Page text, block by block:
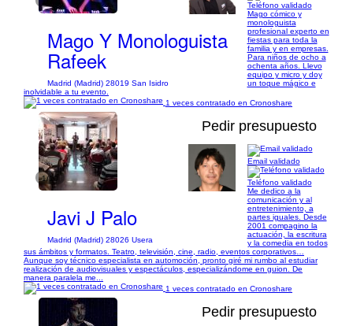
Mago Y Monologuista
Rafeek
Madrid (Madrid) 28019 San Isidro
Teléfono validado
Mago cómico y
monologuista
profesional experto en
fiestas para toda la
familia y en empresas.
Para niños de ocho a
ochenta años. Llevo
equipo y micro y doy
un toque mágico e
inolvidable a tu evento.
1 veces contratado en Cronoshare
1/10
Pedir presupuesto
Javi J Palo
Madrid (Madrid) 28026 Usera
Email validado
Teléfono validado
Me dedico a la
comunicación y al
entretenimiento, a
partes iguales. Desde
2001 compagino la
actuación, la escritura
y la comedia en todos
sus ámbitos y formatos. Teatro, televisión, cine, radio, eventos corporativos…
Aunque soy técnico especialista en automoción, pronto giré mi rumbo al estudiar
realización de audiovisuales y espectáculos, especializándome en guion. De
manera paralela me...
1 veces contratado en Cronoshare
Pedir presupuesto